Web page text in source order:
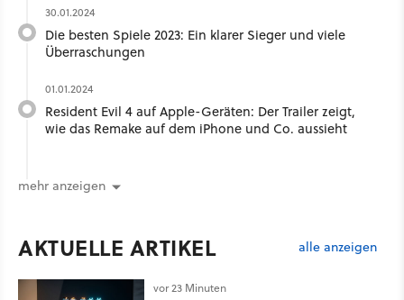
30.01.2024
Die besten Spiele 2023: Ein klarer Sieger und viele
Überraschungen
01.01.2024
Resident Evil 4 auf Apple-Geräten: Der Trailer zeigt,
wie das Remake auf dem iPhone und Co. aussieht
mehr anzeigen
AKTUELLE ARTIKEL alle anzeigen
vor 23 Minuten